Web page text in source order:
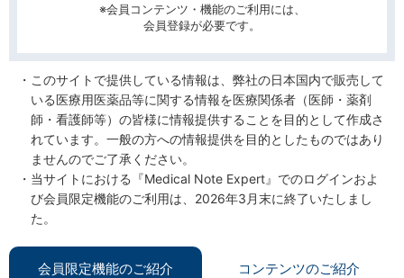
※会員コンテンツ・機能のご利用には、
会員登録が必要です。
このサイトで提供している情報は、弊社の日本国内で販売して
いる医療用医薬品等に関する情報を医療関係者（医師・薬剤
師・看護師等）の皆様に情報提供することを目的として作成さ
れています。一般の方への情報提供を目的としたものではあり
ませんのでご了承ください。
当サイトにおける『Medical Note Expert』でのログインおよ
び会員限定機能のご利用は、2026年3月末に終了いたしまし
た。
会員限定機能のご紹介 コンテンツのご紹介